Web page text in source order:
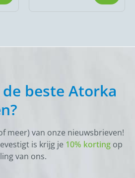
beste Atorka
meer) van onze nieuwsbrieven!
is krijg je 10% korting op
van ons.